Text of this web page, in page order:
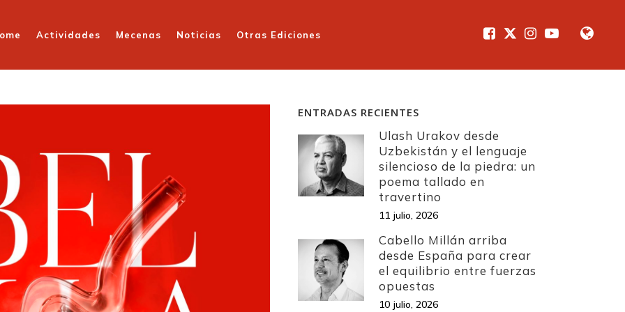
Actividades Mecenas Noticias Otras Ediciones
ENTRADAS RECIENTES
Ulash Urakov desde
Uzbekistán y el lenguaje
silencioso de la piedra: un
poema tallado en
travertino
11 julio, 2026
Cabello Millán arriba
desde España para crear
el equilibrio entre fuerzas
opuestas
10 julio, 2026